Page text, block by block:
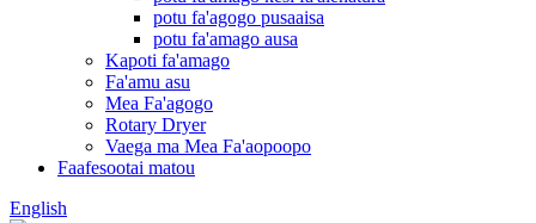
potu fa'agogo pusaaisa
potu fa'amago ausa
Kapoti fa'amago
Fa'amu asu
Mea Fa'agogo
Rotary Dryer
Vaega ma Mea Fa'aopoopo
Faafesootai matou
English